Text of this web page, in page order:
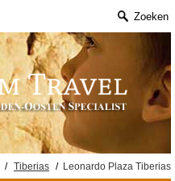
Zoeken
/ Tiberias / Leonardo Plaza Tiberias